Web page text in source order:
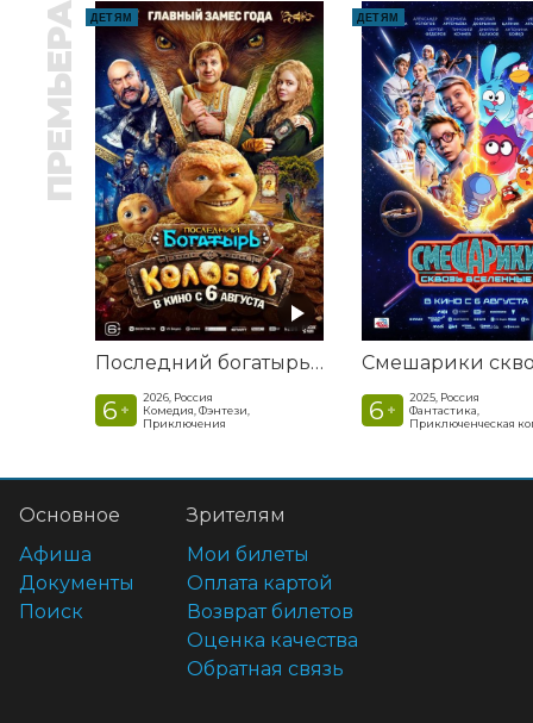
ПРЕМЬЕРА ДЕТЯМ
Последний богатырь. Колобок
6 +
2026, Россия
Комедия, Фэнтези,
Приключения
ДЕТЯМ
6 +
2025, Россия
Фантастика,
Приключенческая
Основное
Афиша
Документы
Поиск
Зрителям
Мои билеты
Оплата картой
Возврат билетов
Оценка качества
Обратная связь